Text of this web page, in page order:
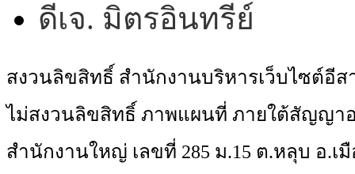
ดีเจ. มิตรอินทรีย์
สงวนลิขสิทธิ์ สำนักงานบริหารเว็บไซต์อีส
ไม่สงวนลิขสิทธิ์ ภาพแผนที่ ภายใต้สัญญ
สำนักงานใหญ่ เลขที่ 285 ม.15 ต.หลุบ อ.เ